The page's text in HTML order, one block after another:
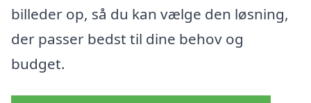
billeder op, så du kan vælge den løsning,
der passer bedst til dine behov og
budget.